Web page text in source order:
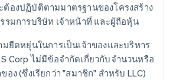
องปฏิบัติตามมาตรฐานของโครงสร้าง
รมการบริษัท เจ้าหน้าที่ และผู้ถือหุ้น
ยืดหยุ่นในการเป็นเจ้าของและบริหาร
Corp ไม่มีข้อจำกัดเกี่ยวกับจำนวนหรือ
อง (ซึ่งเรียกว่า "สมาชิก" สำหรับ LLC)